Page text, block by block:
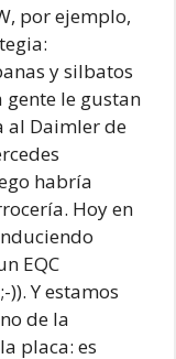
por ejemplo,
y silbatos
le gustan
al Daimler de
habría
Hoy en
EQC
Y estamos
de la
placa: es